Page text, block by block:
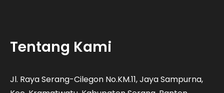
Tentang Kami
Jl. Raya Serang-Cilegon No.KM.11, Jaya Sampurna,